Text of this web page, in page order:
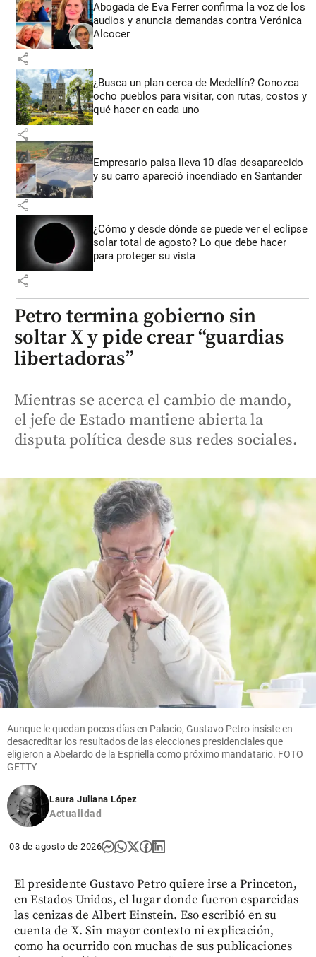
Abogada de Eva Ferrer confirma la voz de los
audios y anuncia demandas contra Verónica
Alcocer
share
¿Busca un plan cerca de Medellín? Conozca
ocho pueblos para visitar, con rutas, costos y
qué hacer en cada uno
share
Empresario paisa lleva 10 días desaparecido
y su carro apareció incendiado en Santander
share
¿Cómo y desde dónde se puede ver el eclipse
solar total de agosto? Lo que debe hacer
para proteger su vista
share
Petro termina gobierno sin
soltar X y pide crear “guardias
libertadoras”
Mientras se acerca el cambio de mando,
el jefe de Estado mantiene abierta la
disputa política desde sus redes sociales.
Aunque le quedan pocos días en Palacio, Gustavo Petro insiste en
desacreditar los resultados de las elecciones presidenciales que
eligieron a Abelardo de la Espriella como próximo mandatario. FOTO
GETTY
Laura Juliana López
Actualidad
03 de agosto de 2026
El presidente Gustavo Petro quiere irse a Princeton,
en Estados Unidos, el lugar donde fueron esparcidas
las cenizas de Albert Einstein. Eso escribió en su
cuenta de X. Sin mayor contexto ni explicación,
como ha ocurrido con muchas de sus publicaciones